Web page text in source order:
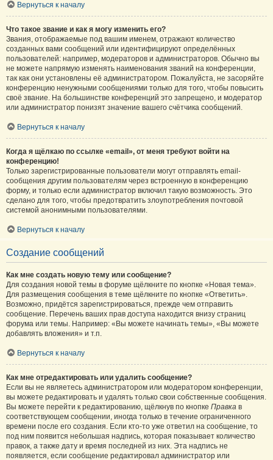
Вернуться к началу
Что такое звание и как я могу изменить его?
Звания, отображаемые под вашим именем, отражают количество
созданных вами сообщений или идентифицируют определённых
пользователей: например, модераторов и администраторов. Обычно вы
не можете напрямую изменять наименования званий на конференции,
так как они установлены её администратором. Пожалуйста, не засоряйте
конференцию ненужными сообщениями только для того, чтобы повысить
своё звание. На большинстве конференций это запрещено, и модератор
или администратор понизят значение вашего счётчика сообщений.
Вернуться к началу
Когда я щёлкаю по ссылке «email», от меня требуют войти на
конференцию!
Только зарегистрированные пользователи могут отправлять email-
сообщения другим пользователям через встроенную в конференцию
форму, и только если администратор включил такую возможность. Это
сделано для того, чтобы предотвратить злоупотребления почтовой
системой анонимными пользователями.
Вернуться к началу
Создание сообщений
Как мне создать новую тему или сообщение?
Для создания новой темы в форуме щёлкните по кнопке «Новая тема».
Для размещения сообщения в теме щёлкните по кнопке «Ответить».
Возможно, придётся зарегистрироваться, прежде чем отправить
сообщение. Перечень ваших прав доступа находится внизу страниц
форума или темы. Например: «Вы можете начинать темы», «Вы можете
добавлять вложения» и т.п.
Вернуться к началу
Как мне отредактировать или удалить сообщение?
Если вы не являетесь администратором или модератором конференции,
вы можете редактировать и удалять только свои собственные сообщения.
Вы можете перейти к редактированию, щёлкнув по кнопке Правка в
соответствующем сообщении, иногда только в течение ограниченного
времени после его создания. Если кто-то уже ответил на сообщение, то
под ним появится небольшая надпись, которая показывает количество
правок, а также дату и время последней из них. Эта надпись не
появляется, если сообщение редактировал администратор или